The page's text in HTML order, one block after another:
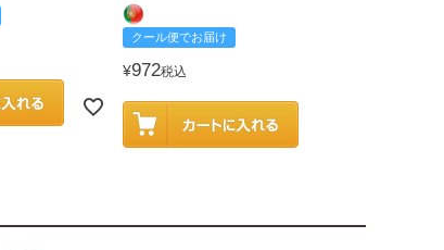
クール便でお届け
¥972税込